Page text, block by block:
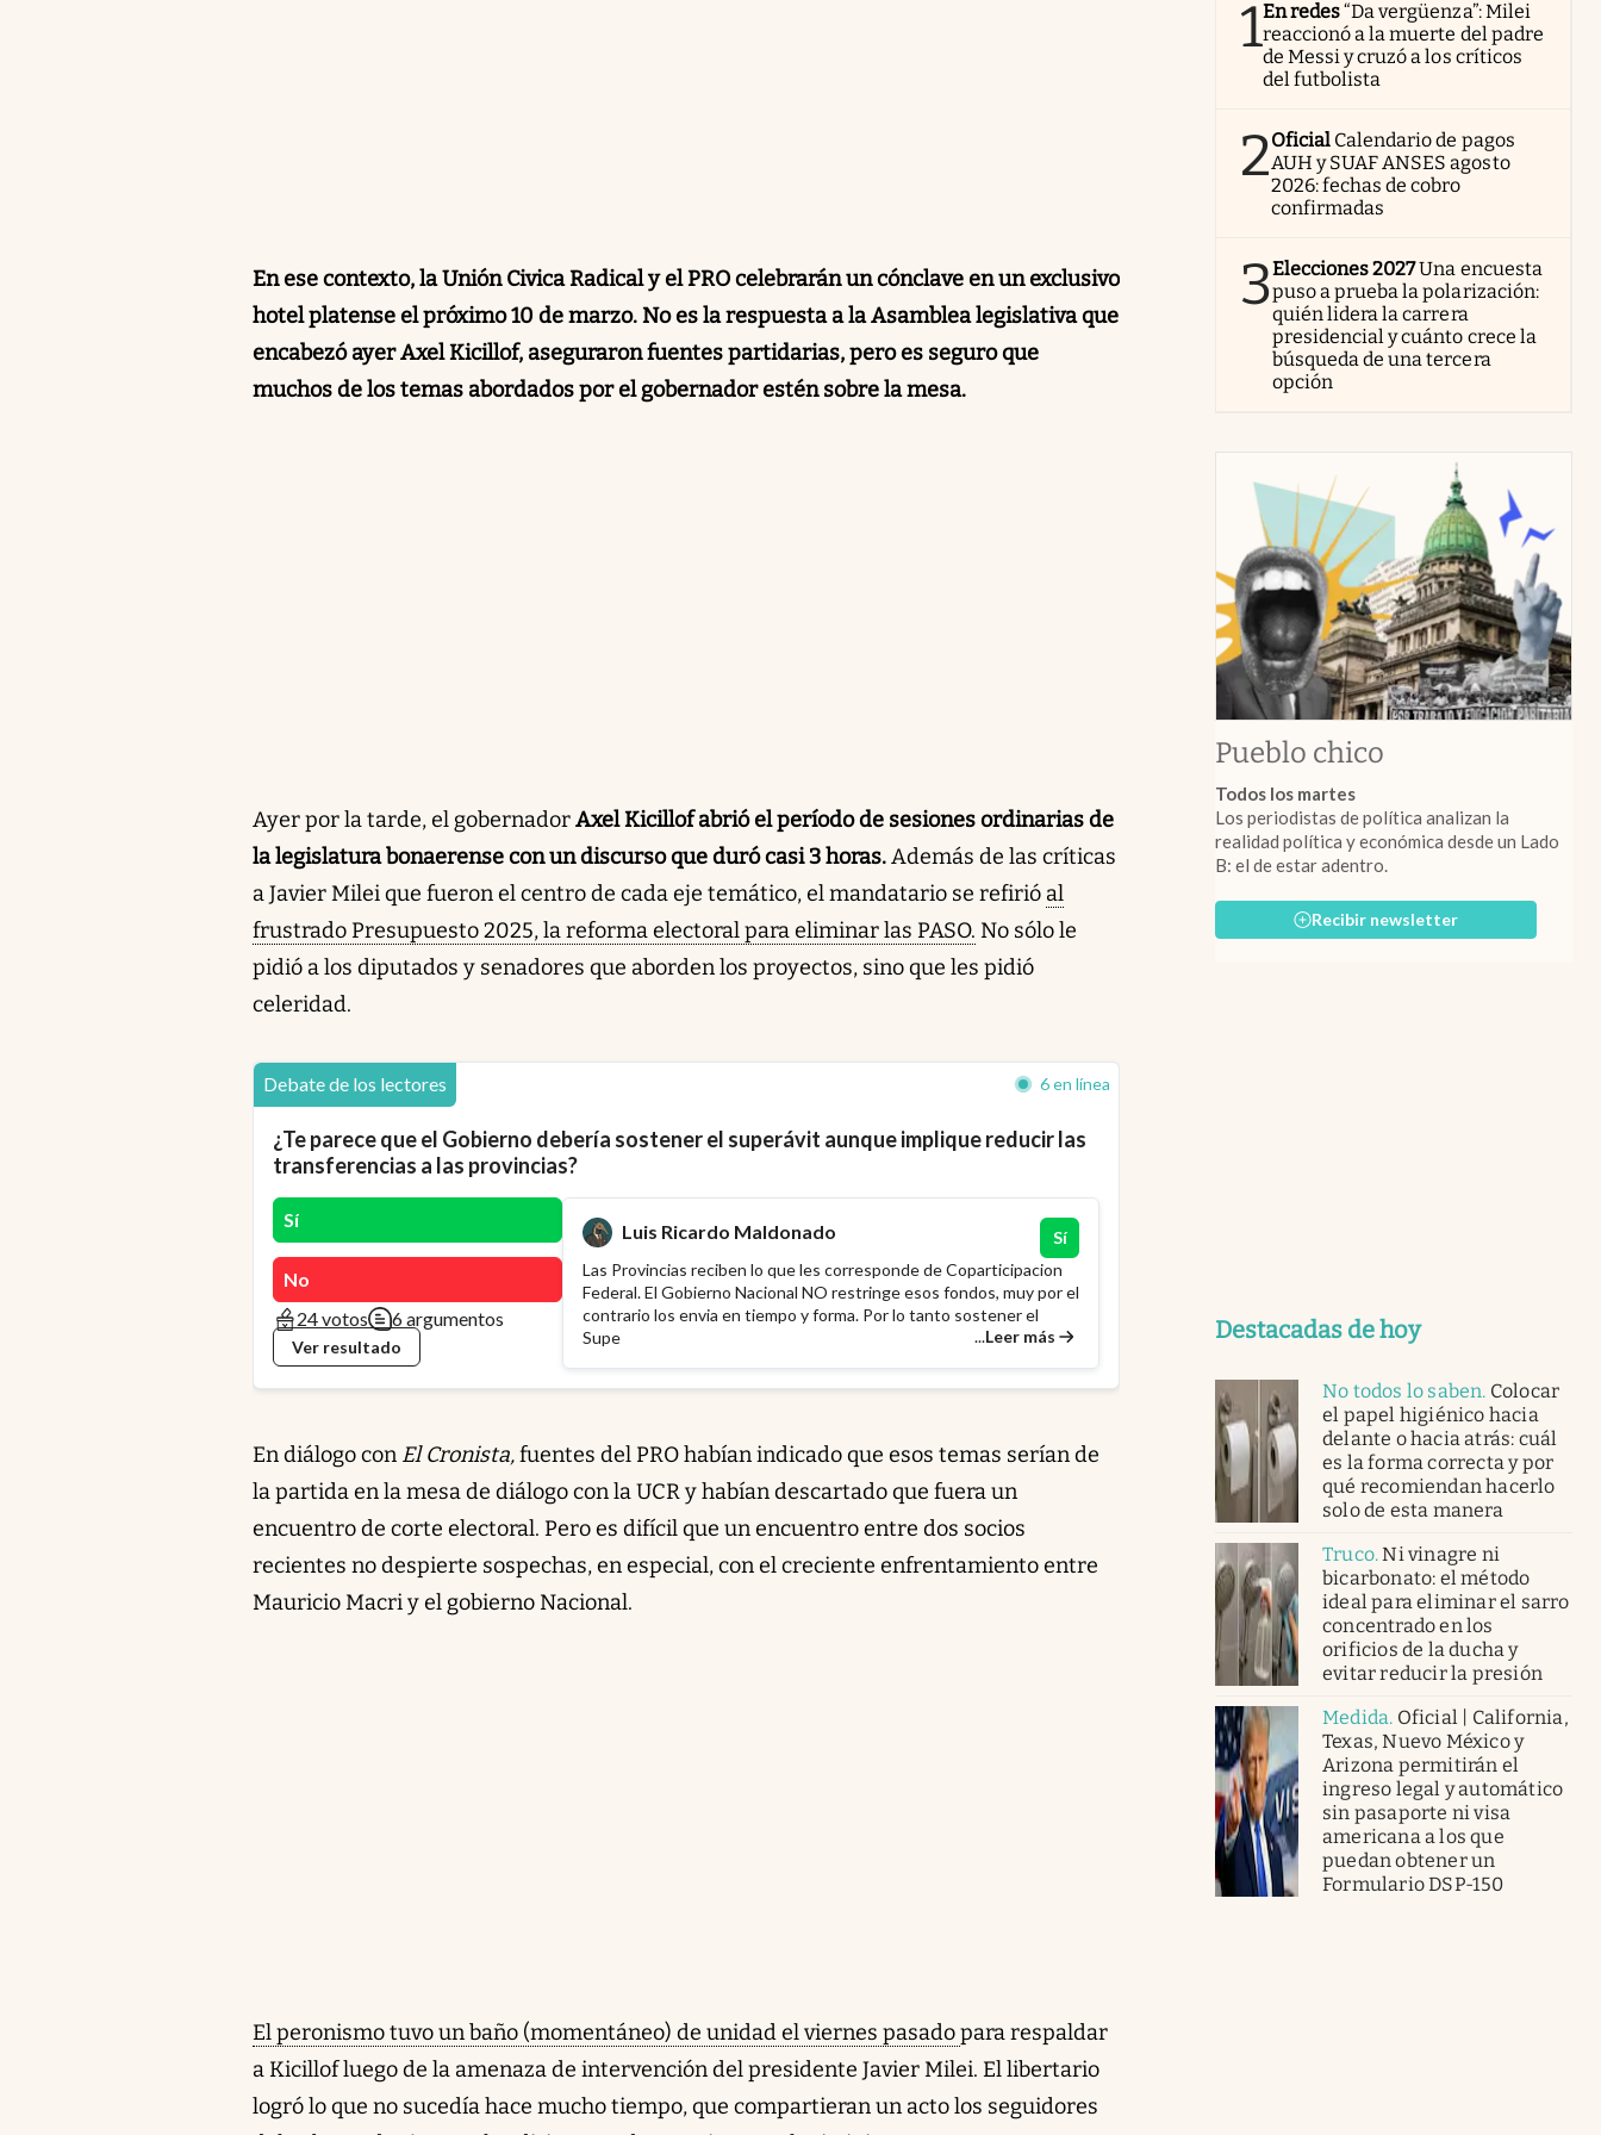
En ese contexto, la Unión Civica Radical y el PRO celebrarán un cónclave en un exclusivo
hotel platense el próximo 10 de marzo. No es la respuesta a la Asamblea legislativa que
encabezó ayer Axel Kicillof, aseguraron fuentes partidarias, pero es seguro que
muchos de los temas abordados por el gobernador estén sobre la mesa.
Ayer por la tarde, el gobernadorAxel Kicillof abrió el período de sesiones ordinarias de
la legislatura bonaerense con un discurso que duró casi 3 horas.Además de las críticas
a Javier Milei que fueron el centro de cada eje temático, el mandatario se refirió al
frustrado Presupuesto 2025, la reforma electoral para eliminar las PASO. No sólo le
pidió a los diputados y senadores que aborden los proyectos, sino que les pidió
celeridad.
Debate de los lectores 6 en línea
¿Te parece que el Gobierno debería sostener el superávit aunque implique reducir las
transferencias a las provincias?
Sí
No
24 votos
6 argumentos
Ver resultado
Luis Ricardo Maldonado
Sí
Las Provincias reciben lo que les corresponde de Coparticipacion
Federal. El Gobierno Nacional NO restringe esos fondos, muy por el
contrario los envia en tiempo y forma. Por lo tanto sostener el
Supe
...Leer más
En diálogo con El Cronista,fuentes del PRO habían indicado que esos temas serían de
la partida en la mesa de diálogo con la UCR y habían descartado que fuera un
encuentro de corte electoral. Pero es difícil que un encuentro entre dos socios
recientes no despierte sospechas, en especial, con el creciente enfrentamiento entre
Mauricio Macri y el gobierno Nacional.
El peronismo tuvo un baño (momentáneo) de unidad el viernes pasadopara respaldar
a Kicillof luego de la amenaza de intervención del presidente Javier Milei. El libertario
logró lo que no sucedía hace mucho tiempo, que compartieran un acto los seguidores
1En redes“Da vergüenza”: Milei
reaccionó a la muerte del padre
de Messi y cruzó a los críticos
del futbolista
2Oficial Calendario de pagos
AUH y SUAF ANSES agosto
2026: fechas de cobro
confirmadas
3Elecciones 2027Una encuesta
puso a prueba la polarización:
quién lidera la carrera
presidencial y cuánto crece la
búsqueda de una tercera
opción
Pueblo chico
Todos los martes
Los periodistas de política analizan la
realidad política y económica desde un Lado
B: el de estar adentro.
Recibir newsletter
Destacadas de hoy
No todos lo saben. Colocar
el papel higiénico hacia
delante o hacia atrás: cuál
es la forma correcta y por
qué recomiendan hacerlo
solo de esta manera
Truco.Ni vinagre ni
bicarbonato: el método
ideal para eliminar el sarro
concentrado en los
orificios de la ducha y
evitar reducir la presión
Medida. Oficial | California,
Texas, Nuevo México y
Arizona permitirán el
ingreso legal y automático
sin pasaporte ni visa
americana a los que
puedan obtener un
Formulario DSP-150